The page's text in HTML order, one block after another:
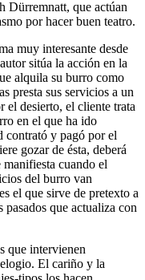
Dürremnatt, que actúan
por hacer buen teatro.
muy interesante desde
sitúa la acción en la
alquila su burro como
presta sus servicios a un
el desierto, el cliente trata
en el que ha ido
contrató y pagó por el
gozar de ésta, deberá
cuando el
del burro van
el que sirve de pretexto a
que actualiza con
que intervienen
El cariño y la